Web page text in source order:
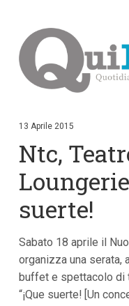
i
i
t
e
n
t
p
r
i
n
13 Aprile 2015
Ntc,
suerte!
Sabato 18 aprile il
organizza una serata,
buffet e spettacolo di
“¡Que suerte! [Un